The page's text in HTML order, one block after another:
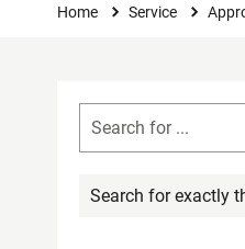
You are here
Home Service
Search for exactly